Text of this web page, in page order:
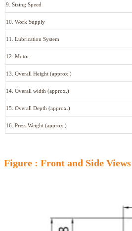
9. Sizing Speed
10. Work Supply
11. Lubrication System
12. Motor
13. Overall Height (approx.)
14. Overall width (approx.)
15. Overall Depth (approx.)
16. Press Weight (approx.)
Figure : Front and Side Views